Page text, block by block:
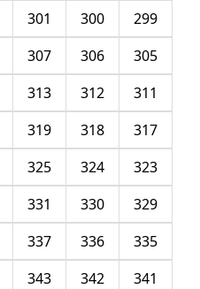
299
300
301
305
306
307
311
312
313
317
318
319
323
324
325
329
330
331
335
336
337
341
342
343